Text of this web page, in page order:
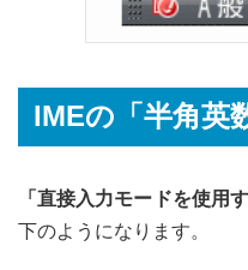
IMEの「半角英
「直接入力モードを使用
下のようになります。